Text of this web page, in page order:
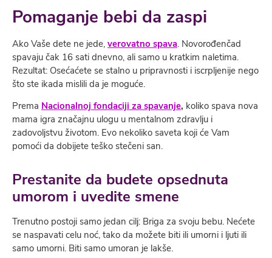
Pomaganje bebi da zaspi
Ako Vaše dete ne jede, verovatno spava. Novorođenčad
spavaju čak 16 sati dnevno, ali samo u kratkim naletima.
Rezultat: Osećaćete se stalno u pripravnosti i iscrplјenije nego
što ste ikada mislili da je moguće.
Prema Nacionalnoj fondaciji za spavanje, koliko spava nova
mama igra značajnu ulogu u mentalnom zdravlјu i
zadovolјstvu životom. Evo nekoliko saveta koji će Vam
pomoći da dobijete teško stečeni san.
Prestanite da budete opsednuta
umorom i uvedite smene
Trenutno postoji samo jedan cilј: Briga za svoju bebu. Nećete
se naspavati celu noć, tako da možete biti ili umorni i lјuti ili
samo umorni. Biti samo umoran je lakše.